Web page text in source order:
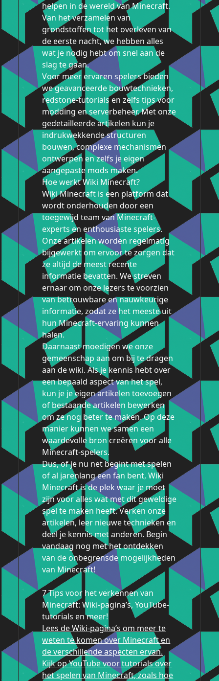
helpen in de wereld van Minecraft.
Van het verzamelen van
grondstoffen tot het overleven van
de eerste nacht, we hebben alles
wat je nodig hebt om snel aan de
slag te gaan.
Voor meer ervaren spelers bieden
we geavanceerde bouwtechnieken,
redstone-tutorials en zelfs tips voor
modding en serverbeheer. Met onze
gedetailleerde artikelen kun je
indrukwekkende structuren
bouwen, complexe mechanismen
ontwerpen en zelfs je eigen
aangepaste mods maken.
Hoe werkt Wiki Minecraft?
Wiki Minecraft is een platform dat
wordt onderhouden door een
toegewijd team van Minecraft-
experts en enthousiaste spelers.
Onze artikelen worden regelmatig
bijgewerkt om ervoor te zorgen dat
ze altijd de meest recente
informatie bevatten. We streven
ernaar om onze lezers te voorzien
van betrouwbare en nauwkeurige
informatie, zodat ze het meeste uit
hun Minecraft-ervaring kunnen
halen.
Daarnaast moedigen we onze
gemeenschap aan om bij te dragen
aan de wiki. Als je kennis hebt over
een bepaald aspect van het spel,
kun je je eigen artikelen toevoegen
of bestaande artikelen bewerken
om ze nog beter te maken. Op deze
manier kunnen we samen een
waardevolle bron creëren voor alle
Minecraft-spelers.
Dus, of je nu net begint met spelen
of al jarenlang een fan bent, Wiki
Minecraft is de plek waar je moet
zijn voor alles wat met dit geweldige
spel te maken heeft. Verken onze
artikelen, leer nieuwe technieken en
deel je kennis met anderen. Begin
vandaag nog met het ontdekken
van de onbegrensde mogelijkheden
van Minecraft!
7 Tips voor het verkennen van
Minecraft: Wiki-pagina’s, YouTube-
tutorials en meer!
Lees de Wiki-pagina’s om meer te
weten te komen over Minecraft en
de verschillende aspecten ervan.
Kijk op YouTube voor tutorials over
het spelen van Minecraft, zoals hoe